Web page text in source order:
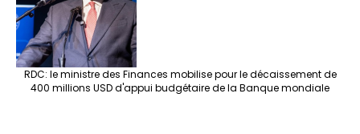
RDC: le ministre des Finances mobilise pour le décaissement de
400 millions USD d'appui budgétaire de la Banque mondiale